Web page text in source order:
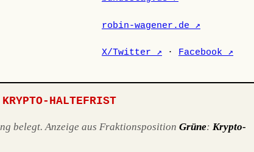
robin-wagener.de ↗
X/Twitter ↗ · Facebook ↗
HALTEFRIST
belegt. Anzeige aus FraktionspositionGrüne:Krypto-